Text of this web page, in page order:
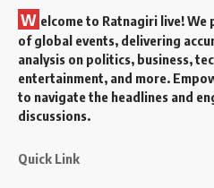
W elcome to Ratnagiri live! We
of global events, delivering
analysis on politics, business,
entertainment, and more.
to navigate the headlines and
discussions.
Quick Link